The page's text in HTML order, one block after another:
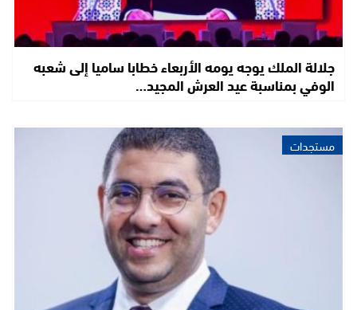
جلالة الملك يوجه يومه الأربعاء خطابا ساميا إلى شعبه
الوفي بمناسبة عيد العرش المجيد…
مستجدات